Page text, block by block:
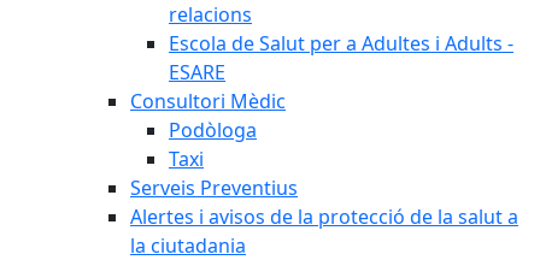
relacions
Escola de Salut per a Adultes i Adults -
ESARE
Consultori Mèdic
Podòloga
Taxi
Serveis Preventius
Alertes i avisos de la protecció de la salut a
la ciutadania